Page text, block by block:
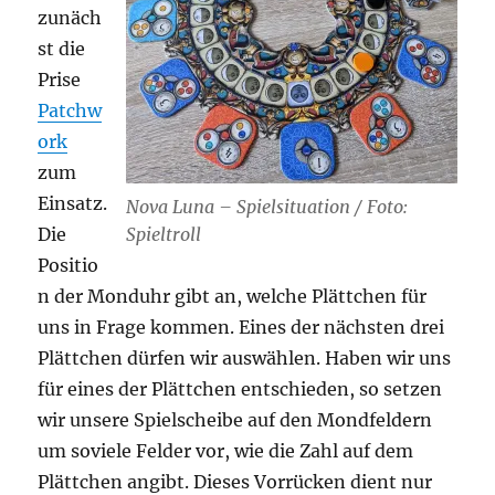
Nova Luna – Spielsituation / Foto:
Spieltroll
zunäch
st die
Prise
Patchw
ork
zum
Einsatz.
Die
Positio
n der Monduhr gibt an, welche Plättchen für
uns in Frage kommen. Eines der nächsten drei
Plättchen dürfen wir auswählen. Haben wir uns
für eines der Plättchen entschieden, so setzen
wir unsere Spielscheibe auf den Mondfeldern
um soviele Felder vor, wie die Zahl auf dem
Plättchen angibt. Dieses Vorrücken dient nur